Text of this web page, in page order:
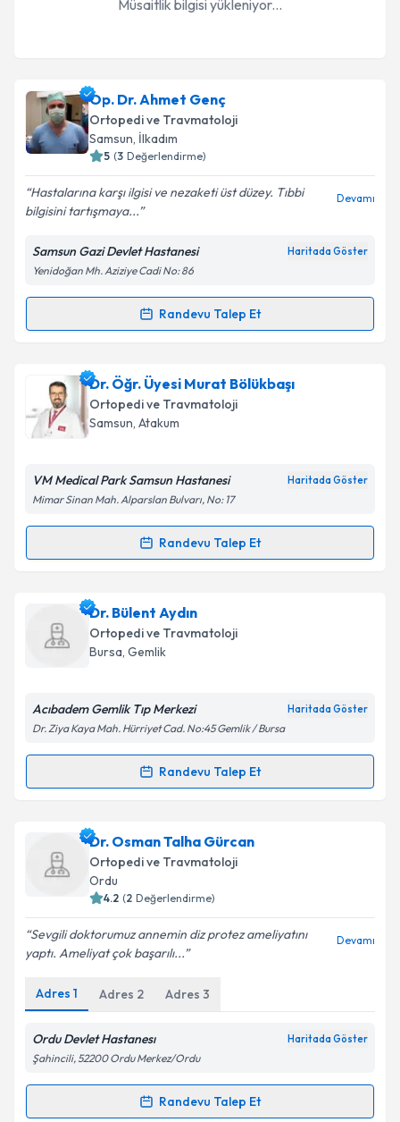
Müsaitlik bilgisi yükleniyor...
Op. Dr. Ahmet Genç
Ortopedi ve Travmatoloji
Samsun, İlkadım
5 (3 Değerlendirme)
Hastalarına karşı ilgisi ve nezaketi üst düzey. Tıbbi
bilgisini tartışmaya...
Devamı
Samsun Gazi Devlet Hastanesi Haritada Göster
Yenidoğan Mh. Aziziye Cadi No: 86
Randevu Talep Et
Randevu Takvimi Talebi
Op. Dr. Ahmet Genç için randevu takvimi talebi
oluşturun. Size bu uzmandan randevu almanız için bir
takvim hazırlandığında e-posta ile bilgilendireceğiz.
Kişisel verilerimin işlenmesine ilişkin
Metni'ni okudum ve kişisel verilerimin belirtilen
Takvim Talebini Gönder
Dr. Öğr. Üyesi Murat Bölükbaşı
Ortopedi ve Travmatoloji
Samsun, Atakum
VM Medical Park Samsun Hastanesi Haritada Göster
Mimar Sinan Mah. Alparslan Bulvarı, No: 17
Randevu Talep Et
Randevu Takvimi Talebi
Dr. Öğr. Üyesi Murat Bölükbaşı
talebi oluşturun. Size bu uzmandan randevu almanız
için bir takvim hazırlandığında e-posta ile
Kişisel verilerimin işlenmesine ilişkinAydınlatma
kapsamda işlenmesini kabul ediyorum.
Dr. Bülent Aydın
Ortopedi ve Travmatoloji
Bursa, Gemlik
Acıbadem Gemlik Tıp Merkezi Haritada Göster
Dr. Ziya Kaya Mah. Hürriyet Cad. No:45 Gemlik / Bursa
Randevu Talep Et
Randevu Takvimi Talebi
Dr. Bülent Aydıniçin randevu takvimi talebi oluşturun.
Size bu uzmandan randevu almanız için bir takvim
hazırlandığında e-posta ile bilgilendireceğiz.
Kişisel verilerimin işlenmesine ilişkin
Metni'ni okudum ve kişisel verilerimin belirtilen
kapsamda işlenmesini kabul ediyorum.
Takvim Talebini Gönder
Dr. Osman Talha Gürcan
Ortopedi ve Travmatoloji
Ordu
4.2 (2 Değerlendirme)
Sevgili doktorumuz annemin diz protez ameliyatını
yaptı. Ameliyat çok başarılı...
Devamı
Adres 1 Adres 2 Adres 3
Ordu Devlet Hastanesı Haritada Göster
Şahincili, 52200 Ordu Merkez/Ordu
Randevu Talep Et
Randevu Takvimi Talebi